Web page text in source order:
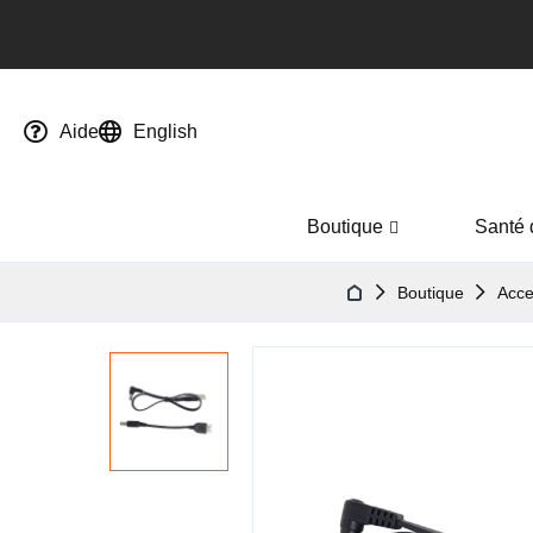
Aide English
Boutique Santé
Boutique
Passer
de